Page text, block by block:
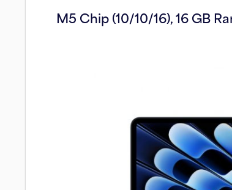
M5 Chip (10/10/16), 16 GB